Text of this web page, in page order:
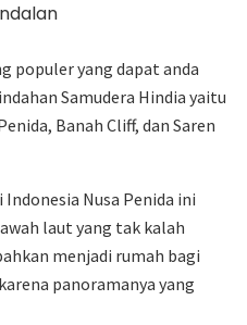
populer yang dapat anda
Samudera Hindia yaitu
Banah Cliff, dan Saren
Nusa Penida ini
laut yang tak kalah
menjadi rumah bagi
panoramanya yang